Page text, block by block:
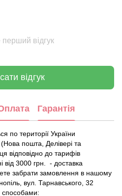
відгук
відгук
Гарантія
по території України
пошта, Делівері та
відповідно до тарифів
від 3000 грн. - доставка
забрати замовлення в нашому
вул. Тарнавського, 32
способами: